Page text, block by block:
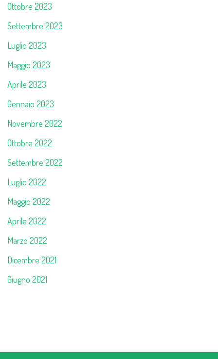
Ottobre 2023
Settembre 2023
Luglio 2023
Maggio 2023
Aprile 2023
Gennaio 2023
Novembre 2022
Ottobre 2022
Settembre 2022
Luglio 2022
Maggio 2022
Aprile 2022
Marzo 2022
Dicembre 2021
Giugno 2021